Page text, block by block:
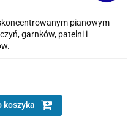
pianowym
garnków, patelni i
koszyka